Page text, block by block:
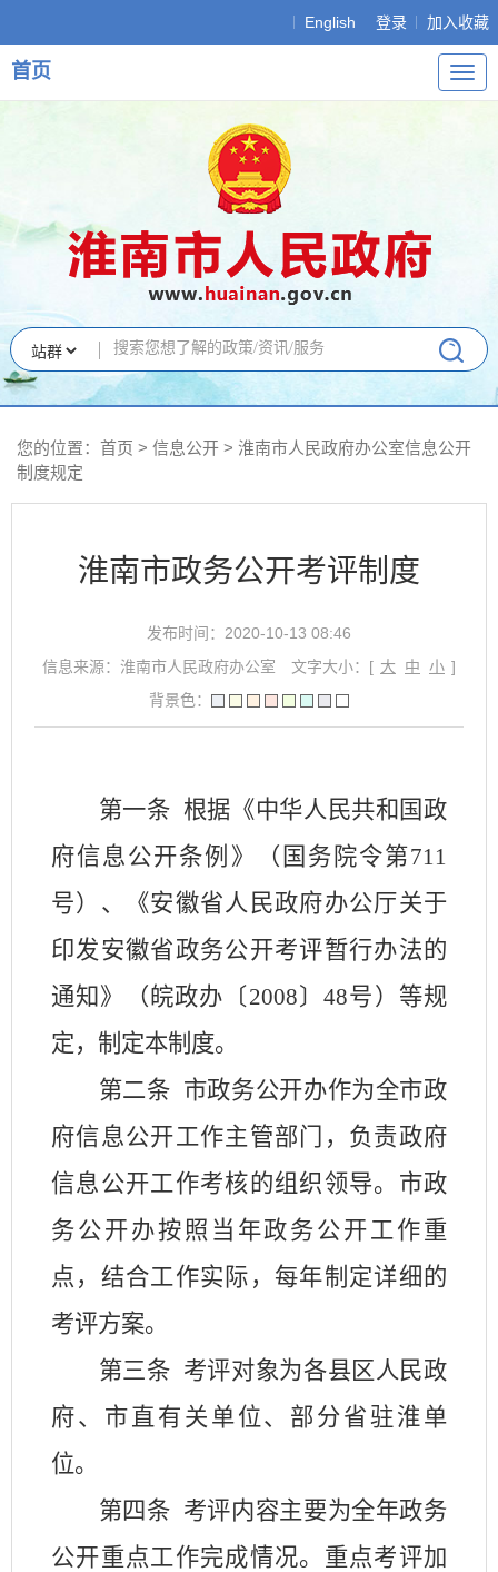
English 登录 加入收藏
导
航
首页
您的位置： 首页 > 信息公开 > 淮南市人民政府办公室信息公开
制度规定
淮南市政务公开考评制度
发布时间：2020-10-13 08:46
信息来源：淮南市人民政府办公室
文字大小：[ 大 中 小 ]
背景色：
第一条 根据《中华人民共和国政
府信息公开条例》（国务院令第711
号）、《安徽省人民政府办公厅关于
印发安徽省政务公开考评暂行办法的
通知》（皖政办〔 2008〕48号）等规
定，制定本制度。
第二条 市政务公开办作为全市政
府信息公开工作主管部门，负责政府
信息公开工作考核的组织领导。市政
务公开办按照当年政务公开工作重
点，结合工作实际，每年制定详细的
考评方案。
第三条 考评对象为各县区人民政
府、市直有关单位、部分省驻淮单
位。
第四条 考评内容主要为全年政务
公开重点工作完成情况。重点考评加